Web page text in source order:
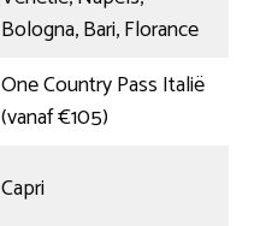
Bologna, Bari, Florance
One Country Pass Italië
(vanaf €105)
Capri